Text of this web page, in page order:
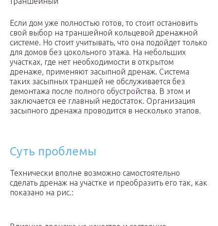
Если дом уже полностью готов, то стоит остановить
свой выбор на траншейной кольцевой дренажной
системе. Но стоит учитывать, что она подойдет только
для домов без цокольного этажа. На небольших
участках, где нет необходимости в открытом
дренаже, применяют засыпной дренаж. Система
таких засыпных траншей не обслуживается без
демонтажа после полного обустройства. В этом и
заключается ее главный недостаток. Организация
засыпного дренажа проводится в несколько этапов.
Суть проблемы
Технически вполне возможно самостоятельно
сделать дренаж на участке и преобразить его так, как
показано на рис.: